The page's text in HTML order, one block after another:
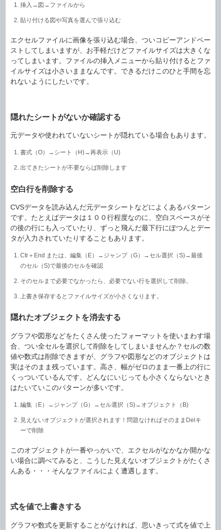
挿入→図→ファイルから
貼り付ける図や写真を選んで張り込む
エクセルファイルに画像を張り込む場合、ついコピーアンドペー
ストしてしまいますが、お手軽だけどファイルサイズは大きくな
ってしまいます。ファイルの挿入メニューから貼り付けるとファ
イルサイズは小さいままなんです。できるだけこのひと手間を忘
れないようにしたいです。
隠れたシートがないか確認する
元データや使われていないシートが隠れている場合もあります。
書式（O）→シート（H)→再表示（U)
出てきたシートが不要ならば削除します
空白行を削除する
CVSデータを読み込んだ元データシートなどによくあるパターン
です。たとえばデータは１００行程度なのに、空白スペースがそ
の後の行にも入っていたり、ずっと飛んだ最下行にぽつんとデー
タが入力されていたりすることもあります。
Ctr＋End または、編集（E）→ジャンプ（G）→セル選択（S)→最後
のセル（S)で最後のセルを確認
そのセルまで必要でなかったら、必要でない行を選択して削除。
上書き保存するとファイルサイズが小さくなります。
隠れたオブジェクトを消去する
グラフや図形などをたくさん使ったフォーマットを使いまわす場
合、つい全セルを選択して削除をしてしまいませんか？セルの数
値や数式は削除できますが、グラフや図形などのオブジェクトは
実はそのまま残っています。高さ、幅がゼロのまま一番上の行に
くっついているんです。どんなにいじっても小さくならないとき
はたいていこのパターンが多いです。
編集（E）→ジャンプ（G）→セル選択（S)→オブジェクト（B)
見えないオブジェクトが選択されます！問題なければそのままDelキ
ーで削除
このオブジェクトが一番やっかいで、エクセルがなかなか開かな
い場合に調べてみると、こうした見えないオブジェクトがたくさ
んある・・・そんなファイルによく遭遇します。
式を値で上書きする
グラフや数式を更新することがなければ、思いきって式を値で上